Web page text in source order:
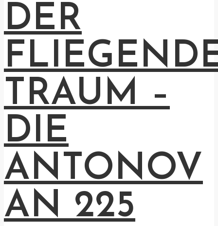
DER
TRAUM –
DIE
ANTONOV
AN 225